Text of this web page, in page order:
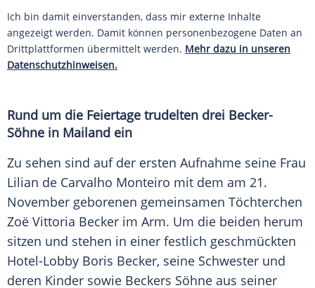
Ich bin damit einverstanden, dass mir externe Inhalte
angezeigt werden. Damit können personenbezogene Daten an
Drittplattformen übermittelt werden. Mehr dazu in unseren
Datenschutzhinweisen.
Rund um die Feiertage trudelten drei Becker-
Söhne in Mailand ein
Zu sehen sind auf der ersten Aufnahme seine Frau
Lilian de Carvalho Monteiro mit dem am 21.
November geborenen gemeinsamen Töchterchen
Zoë Vittoria Becker im Arm. Um die beiden herum
sitzen und stehen in einer festlich geschmückten
Hotel-Lobby Boris Becker, seine Schwester und
deren Kinder sowie Beckers Söhne aus seiner